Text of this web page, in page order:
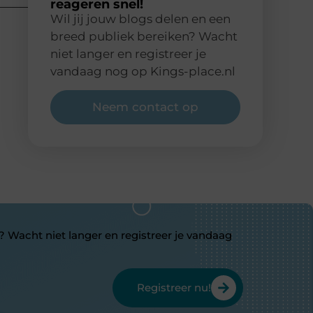
reageren snel!
Wil jij jouw blogs delen en een
breed publiek bereiken? Wacht
niet langer en registreer je
vandaag nog op Kings-place.nl
Neem contact op
Wacht niet langer en registreer je vandaag
Registreer nu!